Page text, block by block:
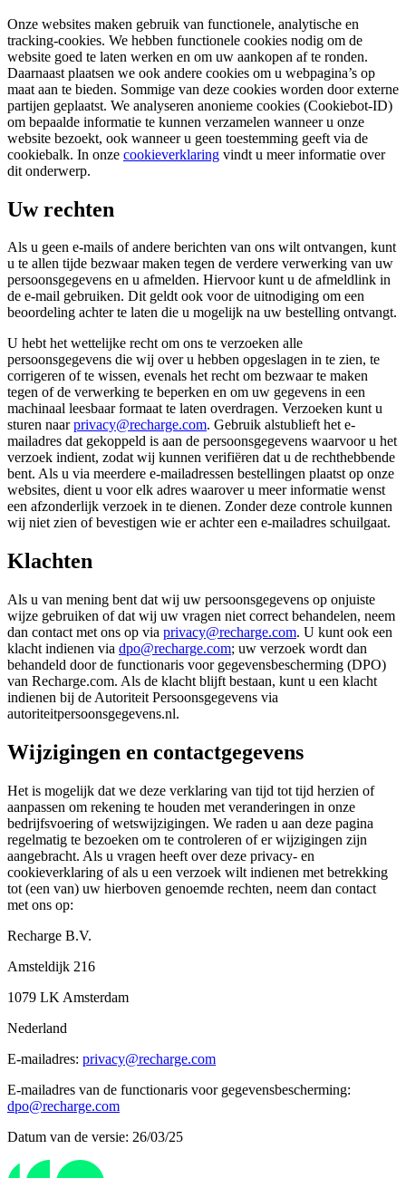
Onze websites maken gebruik van functionele, analytische en
tracking-cookies. We hebben functionele cookies nodig om de
website goed te laten werken en om uw aankopen af te ronden.
Daarnaast plaatsen we ook andere cookies om u webpagina’s op
maat aan te bieden. Sommige van deze cookies worden door externe
partijen geplaatst. We analyseren anonieme cookies (Cookiebot-ID)
om bepaalde informatie te kunnen verzamelen wanneer u onze
website bezoekt, ook wanneer u geen toestemming geeft via de
cookiebalk. In onze cookieverklaring vindt u meer informatie over
dit onderwerp.
Uw rechten
Als u geen e-mails of andere berichten van ons wilt ontvangen, kunt
u te allen tijde bezwaar maken tegen de verdere verwerking van uw
persoonsgegevens en u afmelden. Hiervoor kunt u de afmeldlink in
de e-mail gebruiken. Dit geldt ook voor de uitnodiging om een
beoordeling achter te laten die u mogelijk na uw bestelling ontvangt.
U hebt het wettelijke recht om ons te verzoeken alle
persoonsgegevens die wij over u hebben opgeslagen in te zien, te
corrigeren of te wissen, evenals het recht om bezwaar te maken
tegen of de verwerking te beperken en om uw gegevens in een
machinaal leesbaar formaat te laten overdragen. Verzoeken kunt u
sturen naarprivacy@recharge.com. Gebruik alstublieft het e-
mailadres dat gekoppeld is aan de persoonsgegevens waarvoor u het
verzoek indient, zodat wij kunnen verifiëren dat u de rechthebbende
bent. Als u via meerdere e-mailadressen bestellingen plaatst op onze
websites, dient u voor elk adres waarover u meer informatie wenst
een afzonderlijk verzoek in te dienen. Zonder deze controle kunnen
wij niet zien of bevestigen wie er achter een e-mailadres schuilgaat.
Klachten
Als u van mening bent dat wij uw persoonsgegevens op onjuiste
wijze gebruiken of dat wij uw vragen niet correct behandelen, neem
dan contact met ons op via privacy@recharge.com. U kunt ook een
klacht indienen via dpo@recharge.com; uw verzoek wordt dan
behandeld door de functionaris voor gegevensbescherming (DPO)
van Recharge.com. Als de klacht blijft bestaan, kunt u een klacht
indienen bij de Autoriteit Persoonsgegevens via
autoriteitpersoonsgegevens.nl.
Wijzigingen en contactgegevens
Het is mogelijk dat we deze verklaring van tijd tot tijd herzien of
aanpassen om rekening te houden met veranderingen in onze
bedrijfsvoering of wetswijzigingen. We raden u aan deze pagina
regelmatig te bezoeken om te controleren of er wijzigingen zijn
aangebracht. Als u vragen heeft over deze privacy- en
cookieverklaring of als u een verzoek wilt indienen met betrekking
tot (een van) uw hierboven genoemde rechten, neem dan contact
met ons op:
Recharge B.V.
Amsteldijk 216
1079 LK Amsterdam
Nederland
E-mailadres: privacy@recharge.com
E-mailadres van de functionaris voor gegevensbescherming:
dpo@recharge.com
Datum van de versie: 26/03/25